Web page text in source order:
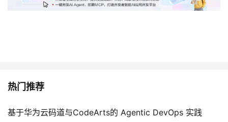
热门推荐
基于华为云码道与CodeArts的 Agentic DevOps 实践